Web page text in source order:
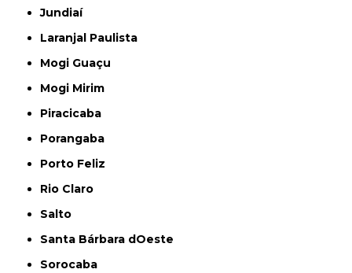
Jundiaí
Laranjal Paulista
Mogi Guaçu
Mogi Mirim
Piracicaba
Porangaba
Porto Feliz
Rio Claro
Salto
Santa Bárbara dOeste
Sorocaba